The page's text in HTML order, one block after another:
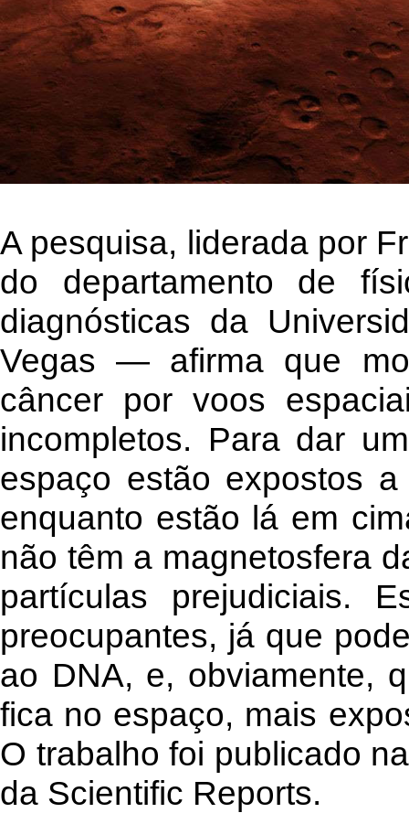
A pesquisa, liderada por
do departamento de
diagnósticas da
Vegas — afirma que
câncer por voos
incompletos. Para dar
espaço estão expostos
enquanto estão lá em
não têm a magnetosfera
partículas prejudiciais.
preocupantes, já que
ao DNA, e, obviamente,
fica no espaço, mais
O trabalho foi publicado
da Scientific Reports.